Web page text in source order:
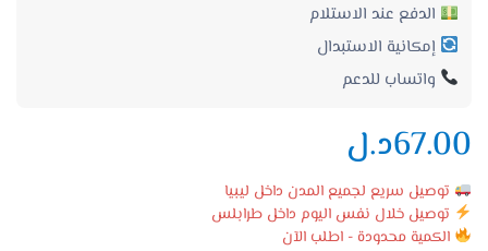
الدفع عند الاستلام
إمكانية الاستبدال
واتساب للدعم
67.00د.ل
توصيل سريع لجميع المدن داخل ليبيا
توصيل خلال نفس اليوم داخل طرابلس
الكمية محدودة - اطلب الآن